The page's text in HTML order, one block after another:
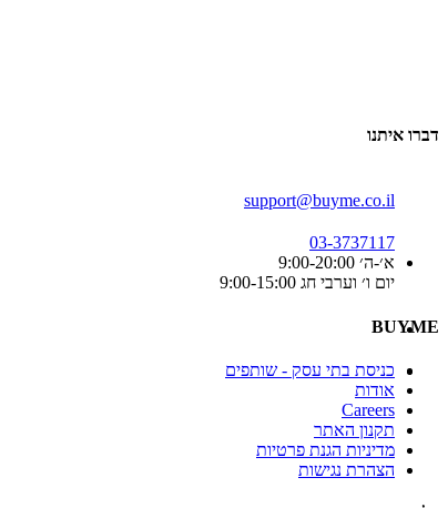
דברו איתנו
support@buyme.co.il
03-3737117
א׳-ה׳ 9:00-20:00
יום ו׳ וערבי חג 9:00-15:00
BUYME
כניסת בתי עסק - שותפים
אודות
Careers
תקנון האתר
מדיניות הגנת פרטיות
הצהרת נגישות